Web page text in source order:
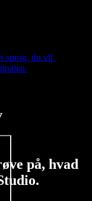
sprog, du vil.
på, hvad